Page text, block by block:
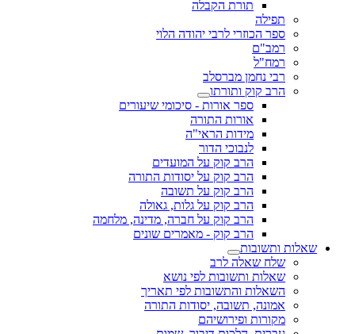
תורת הקבלה
תפילה
ספר הכוזרי לרבי יהודה הלוי
רמב"ם
רמח"ל
רבי נחמן מברסלב
הרב קוק ותורתו
ספר אורות - סיכומי שיעורים
אורות התורה
מידות הראי"ה
לנבוכי הדור
הרב קוק על המועדים
הרב קוק על יסודות התורה
הרב קוק על תשובה
הרב קוק על גלות, גאולה
הרב קוק על חברה, מדינה, מלחמה
הרב קוק - מאמרים שונים
שאלות ותשובות
שלח שאלה לרב
שאלות ותשובות לפי נושא
השאלות והתשובות לפי תאריך
אמונה, תשובה, יסודות התורה
מקורות ופירושיהם